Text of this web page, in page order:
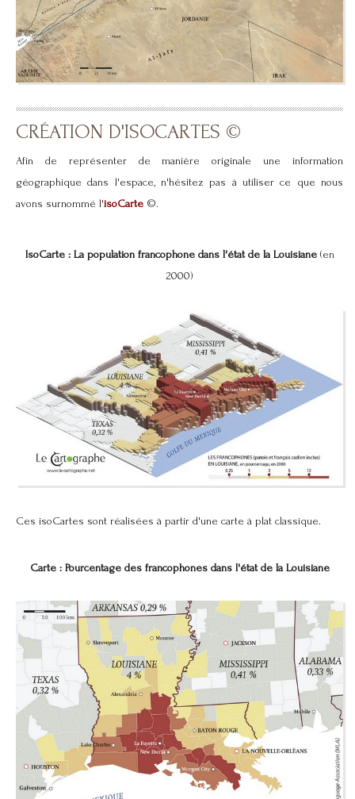
CRÉATION D'ISOCARTES ©
Afin de représenter de manière originale une information
géographique dans l'espace, n'hésitez pas à utiliser ce que nous
avons surnommé l'isoCarte ©.
IsoCarte : La population francophone dans l'état de la Louisiane(en
2000)
Ces isoCartes sont réalisées à partir d'une carte à plat classique.
Carte : Pourcentage des francophones dans l'état de la Louisiane